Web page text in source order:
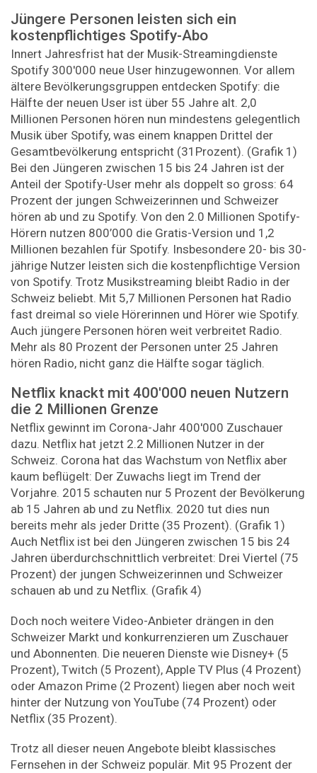
Jüngere Personen leisten sich ein
kostenpflichtiges Spotify-Abo
Innert Jahresfrist hat der Musik-Streamingdienste
Spotify 300'000 neue User hinzugewonnen. Vor allem
ältere Bevölkerungsgruppen entdecken Spotify: die
Hälfte der neuen User ist über 55 Jahre alt. 2,0
Millionen Personen hören nun mindestens gelegentlich
Musik über Spotify, was einem knappen Drittel der
Gesamtbevölkerung entspricht (31Prozent). (Grafik 1)
Bei den Jüngeren zwischen 15 bis 24 Jahren ist der
Anteil der Spotify-User mehr als doppelt so gross: 64
Prozent der jungen Schweizerinnen und Schweizer
hören ab und zu Spotify. Von den 2.0 Millionen Spotify-
Hörern nutzen 800’000 die Gratis-Version und 1,2
Millionen bezahlen für Spotify. Insbesondere 20- bis 30-
jährige Nutzer leisten sich die kostenpflichtige Version
von Spotify. Trotz Musikstreaming bleibt Radio in der
Schweiz beliebt. Mit 5,7 Millionen Personen hat Radio
fast dreimal so viele Hörerinnen und Hörer wie Spotify.
Auch jüngere Personen hören weit verbreitet Radio.
Mehr als 80 Prozent der Personen unter 25 Jahren
hören Radio, nicht ganz die Hälfte sogar täglich.
Netflix knackt mit 400'000 neuen Nutzern
die 2 Millionen Grenze
Netflix gewinnt im Corona-Jahr 400'000 Zuschauer
dazu. Netflix hat jetzt 2.2 Millionen Nutzer in der
Schweiz. Corona hat das Wachstum von Netflix aber
kaum beflügelt: Der Zuwachs liegt im Trend der
Vorjahre. 2015 schauten nur 5 Prozent der Bevölkerung
ab 15 Jahren ab und zu Netflix. 2020 tut dies nun
bereits mehr als jeder Dritte (35 Prozent). (Grafik 1)
Auch Netflix ist bei den Jüngeren zwischen 15 bis 24
Jahren überdurchschnittlich verbreitet: Drei Viertel (75
Prozent) der jungen Schweizerinnen und Schweizer
schauen ab und zu Netflix. (Grafik 4)
Doch noch weitere Video-Anbieter drängen in den
Schweizer Markt und konkurrenzieren um Zuschauer
und Abonnenten. Die neueren Dienste wie Disney+ (5
Prozent), Twitch (5 Prozent), Apple TV Plus (4 Prozent)
oder Amazon Prime (2 Prozent) liegen aber noch weit
hinter der Nutzung von YouTube (74 Prozent) oder
Netflix (35 Prozent).
Trotz all dieser neuen Angebote bleibt klassisches
Fernsehen in der Schweiz populär. Mit 95 Prozent der